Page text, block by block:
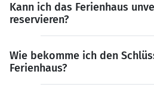
Kann ich das Ferienhaus
reservieren?
Wie bekomme ich den
Ferienhaus?